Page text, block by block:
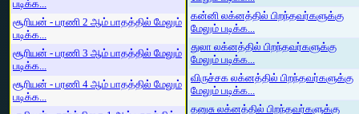
படிக்க...
சூரியன் - பரணி 2 ஆம் பாதத்தில் மேலும்
படிக்க...
சூரியன் - பரணி 3 ஆம் பாதத்தில் மேலும்
படிக்க...
சூரியன் - பரணி 4 ஆம் பாதத்தில் மேலும்
படிக்க...
கன்னி லக்னத்தில் பிறந்தவர்களுக்கு
மேலும் படிக்க...
துலா லக்னத்தில் பிறந்தவர்களுக்கு
மேலும் படிக்க...
விருச்சக லக்னத்தில் பிறந்தவர்களுக்கு
மேலும் படிக்க...
தனுசு லக்னத்தில் பிறந்தவர்களுக்கு